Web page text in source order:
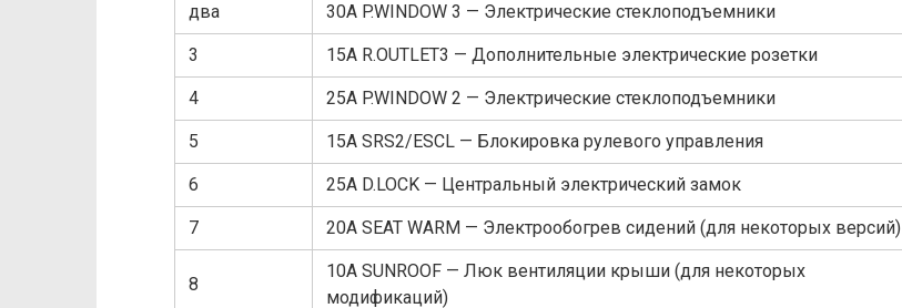
два 30A P.WINDOW 3 — Электрические стеклоподъемники
3 15A R.OUTLET3 — Дополнительные электрические розетки
4 25A P.WINDOW 2 — Электрические стеклоподъемники
5 15A SRS2/ESCL — Блокировка рулевого управления
6 25A D.LOCK — Центральный электрический замок
7 20A SEAT WARM — Электрообогрев сидений (для некоторых версий)
8
10A SUNROOF — Люк вентиляции крыши (для некоторых
модификаций)